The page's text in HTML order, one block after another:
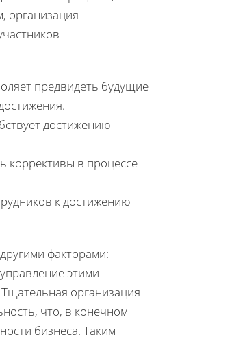
организация
предвидеть будущие
достижению
коррективы в процессе
к достижению
факторами:
этими
организация
что, в конечном
бизнеса. Таким